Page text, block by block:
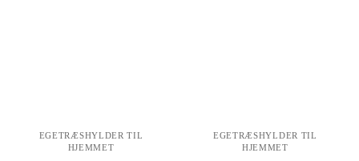
EGETRÆSHYLDER TIL
HJEMMET
EGETRÆSHYLDER TIL
HJEMMET